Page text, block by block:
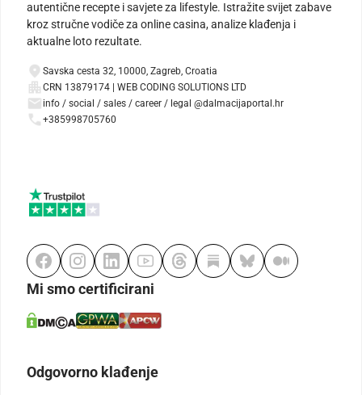
autentične recepte i savjete za lifestyle. Istražite svijet zabave
kroz stručne vodiče za online casina, analize klađenja i
aktualne loto rezultate.
Savska cesta 32, 10000, Zagreb, Croatia
CRN 13879174 | WEB CODING SOLUTIONS LTD
info / social / sales / career / legal @dalmacijaportal.hr
+385998705760
Mi smo certificirani
Odgovorno klađenje